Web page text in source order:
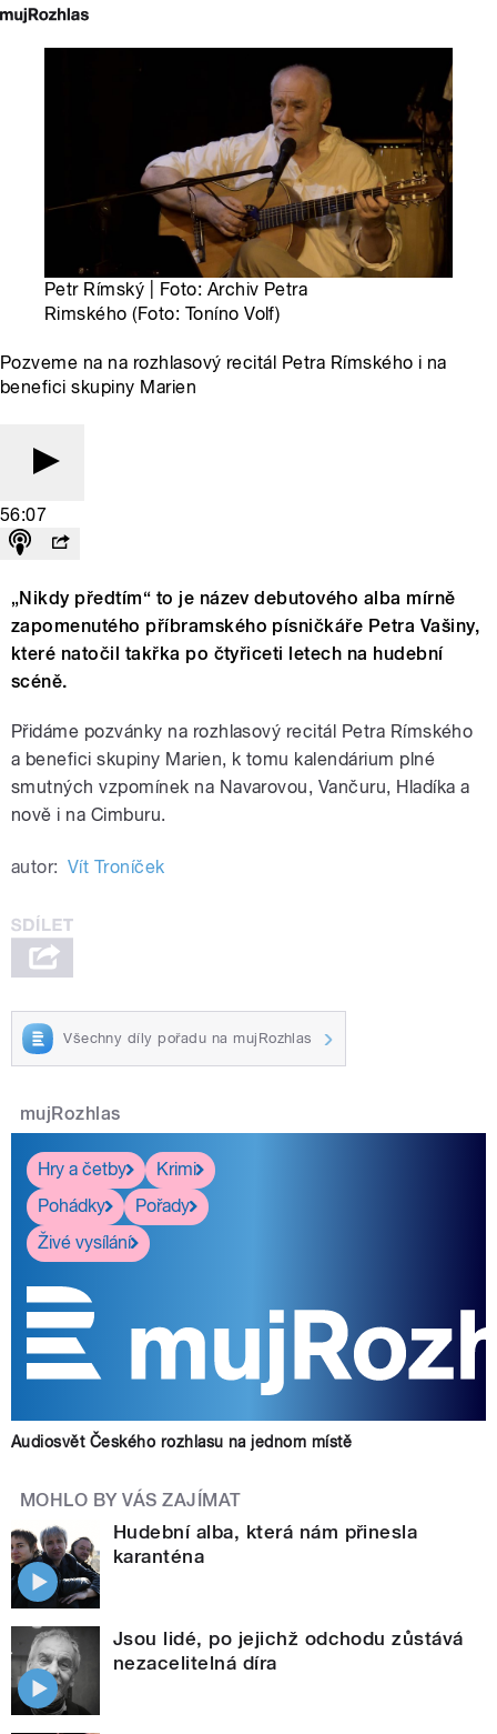
Petr Rímský | Foto: Archiv Petra
Rimského (Foto: Toníno Volf)
Pozveme na na rozhlasový recitál Petra Rímského i na
benefici skupiny Marien
56:07
„Nikdy předtím“ to je název debutového alba mírně
zapomenutého příbramského písničkáře Petra Vašiny,
které natočil takřka po čtyřiceti letech na hudební
scéně.
Přidáme pozvánky na rozhlasový recitál Petra Rímského
a benefici skupiny Marien, k tomu kalendárium plné
smutných vzpomínek na Navarovou, Vančuru, Hladíka a
nově i na Cimburu.
autor: Vít Troníček
Všechny díly pořadu na mujRozhlas
mujRozhlas
Hry a četby
Krimi
Pohádky
Pořady
Živé vysílání
Audiosvět Českého rozhlasu na jednom místě
MOHLO BY VÁS ZAJÍMAT
Hudební alba, která nám přinesla
karanténa
Jsou lidé, po jejichž odchodu zůstává
nezacelitelná díra